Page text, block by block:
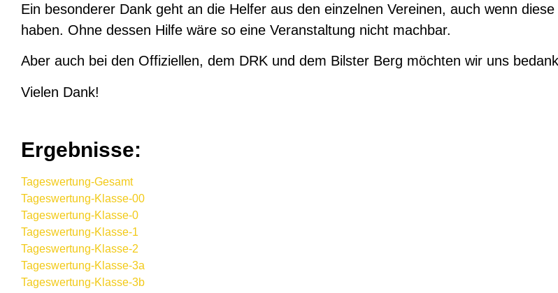
Ein besonderer Dank geht an die Helfer aus den einzelnen Vereinen, auch wenn
haben. Ohne dessen Hilfe wäre so eine Veranstaltung nicht machbar.
Aber auch bei den Offiziellen, dem DRK und dem Bilster Berg möchten wir uns
Vielen Dank!
Ergebnisse:
Tageswertung-Gesamt
Tageswertung-Klasse-00
Tageswertung-Klasse-0
Tageswertung-Klasse-1
Tageswertung-Klasse-2
Tageswertung-Klasse-3a
Tageswertung-Klasse-3b